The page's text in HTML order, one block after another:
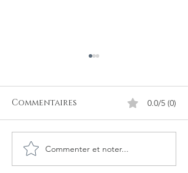
Orientalisme :
pourquoi l'Occident
Commentaires 0.0/5 (0)
Commenter et noter...